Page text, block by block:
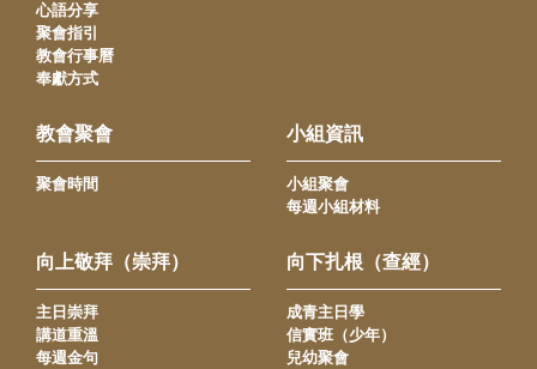
心語分享
聚會指引
教會行事曆
奉獻方式
教會聚會
聚會時間
小組資訊
小組聚會
每週小組材料
向上敬拜（崇拜）
主日崇拜
講道重溫
每週金句
向下扎根（查經）
成青主日學
信實班（少年）
兒幼聚會